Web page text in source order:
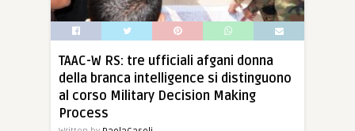
TAAC-W RS: tre ufficiali afgani donna
della branca intelligence si distinguono
al corso Military Decision Making
Process